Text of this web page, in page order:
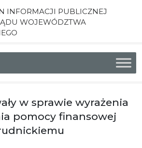
INFORMACJI PUBLICZNEJ
WOJEWÓDZTWA
w sprawie wyrażenia
pomocy finansowej